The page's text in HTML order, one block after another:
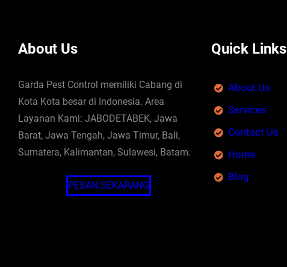
About Us
Garda Pest Control memiliki Cabang di
Kota Kota besar di Indonesia. Area
Layanan Kami: JABODETABEK, Jawa
Barat, Jawa Tengah, Jawa Timur, Bali,
Sumatera, Kalimantan, Sulawesi, Batam.
PESAN SEKARANG
Quick Links
About Us
Services
Contact Us
Home
Blog